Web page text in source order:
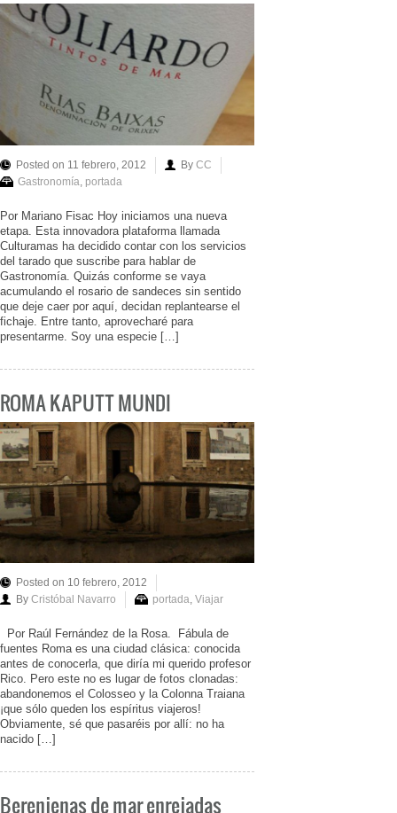
Posted on 11 febrero, 2012 By CC
Gastronomía portada
Por Mariano Fisac Hoy iniciamos una nueva
etapa. Esta innovadora plataforma llamada
Culturamas ha decidido contar con los servicios
del tarado que suscribe para hablar de
Gastronomía. Quizás conforme se vaya
acumulando el rosario de sandeces sin sentido
que deje caer por aquí, decidan replantearse el
fichaje. Entre tanto, aprovecharé para
presentarme. Soy una especie […]
ROMA KAPUTT MUNDI
Posted on 10 febrero, 2012
By Cristóbal Navarro portada, Viajar
Por Raúl Fernández de la Rosa. Fábula de
fuentes Roma es una ciudad clásica: conocida
antes de conocerla, que diría mi querido profesor
Rico. Pero este no es lugar de fotos clonadas:
abandonemos el Colosseo y la Colonna Traiana
¡que sólo queden los espíritus viajeros!
Obviamente, sé que pasaréis por allí: no ha
nacido […]
Berenjenas de mar enrejadas